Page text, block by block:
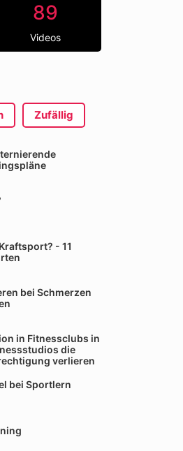
89
Videos
Zufällig
- 11
bei Schmerzen
in Fitnessclubs in
die
verlieren
bei Sportlern